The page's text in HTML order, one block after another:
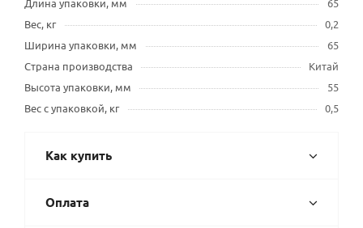
Длина упаковки, мм
65
Вес, кг
0,2
Ширина упаковки, мм
65
Страна производства
Китай
Высота упаковки, мм
55
Вес с упаковкой, кг
0,5
Как купить
Оплата